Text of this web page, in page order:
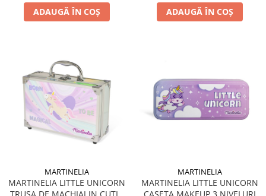
ADAUGĂ ÎN COȘ ADAUGĂ ÎN COȘ
MARTINELIA
MARTINELIA LITTLE UNICORN
MARTINELIA
MARTINELIA LITTLE UNICORN